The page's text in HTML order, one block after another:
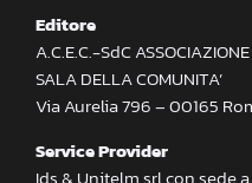
Editore
A.C.E.C.-SdC
SALA DELLA COMUNITA’
Via Aurelia 796 – 00165
Service Provider
Ids & Unitelm srl con sede